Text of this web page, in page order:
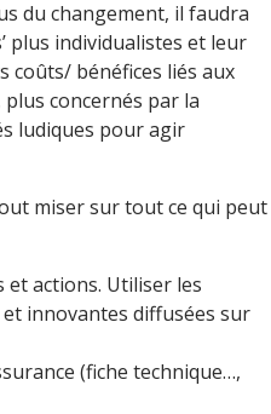
du changement, il faudra
plus individualistes et leur
bénéfices liés aux
plus concernés par la
ludiques pour agir
miser sur tout ce qui peut
actions. Utiliser les
innovantes diffusées sur
(fiche technique…,